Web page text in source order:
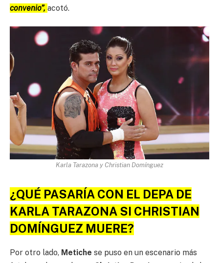
convenio”, acotó.
Karla Tarazona y Christian Domínguez
¿QUÉ PASARÍA CON EL DEPA DE
KARLA TARAZONA SI CHRISTIAN
DOMÍNGUEZ MUERE?
Por otro lado, Metiche se puso en un escenario más